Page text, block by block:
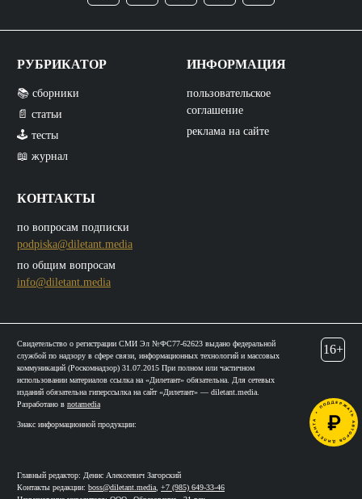
РУБРИКАТОР
📚 сборники
📄 статьи
🕹️ тесты
📖 журнал
КОНТАКТЫ
по вопросам подписки
podpiska@diletant.media
по общим вопросам
info@diletant.media
ИНФОРМАЦИЯ
пользовательское
соглашение
реклама на сайте
Свидетельство о регистрации СМИ Эл №ФС77-62623 выдано федеральной
службой по надзору в сфере связи, информационных технологий и массовых
коммуникаций (Роскомнадзор) 31.07.2015 При полном или частичном
использовании материалов ссылка на «Дилетант» обязательна. Для сетевых
изданий обязательна гиперссылка на сайт «Дилетант» — diletant.media.
Разработано в notamedia
Знакс информационной продукции:
Главный редактор: Денис Алексеевич Загорский
Контакты редакции: boss@diletant.media +7 (985) 649-33-46
16+